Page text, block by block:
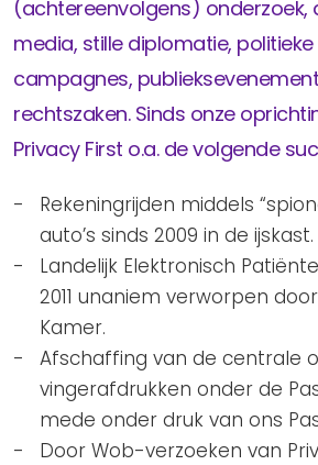
PSD2-me-niet
SpecifiekeToestemming.nl
Nieuwsbrieven
Contact
Privacybeleid
ANBI Status
Playlist
(achtereenvolgens) onderzoek,
media, stille diplomatie,
campagnes,
rechtszaken. Sinds onze
Privacy First o.a. de volgende
Rekeningrijden middels
auto’s sinds 2009 in de ijskast.
Landelijk Elektronisch
2011 unaniem verworpen
Kamer.
Afschaffing van de centrale
vingerafdrukken onder de
mede onder druk van ons
Door Wob-verzoeken van